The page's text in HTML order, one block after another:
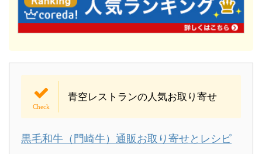
青空レストランの人気お取り寄せ
黒毛和牛（門崎牛）通販お取り寄せとレシピ